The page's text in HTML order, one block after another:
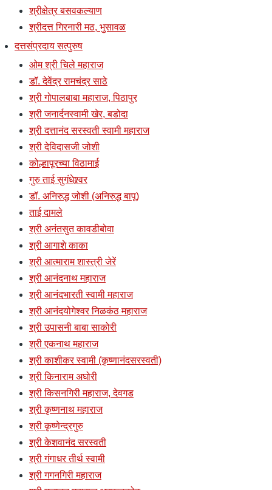
श्रीक्षेत्र बसवकल्याण
श्रीदत्त गिरनारी मठ, भुसावळ
दत्तसंप्रदाय सत्पुरुष
ओम श्री चिले महाराज
डॉ. देवेंद्र रामचंद्र साठे
श्री गोपालबाबा महाराज, पिठापुर
श्री जनार्दनस्वामी खेर, बडोदा
श्री दत्तानंद सरस्वती स्वामी महाराज
श्री देविदासजी जोशी
कोल्हापूरच्या विठामाई
गुरु ताई सुगंधेश्र्वर
डॉ. अनिरुद्ध जोशी (अनिरुद्ध बापू)
ताई दामले
श्री अनंतसुत कावडीबोवा
श्री आगाशे काका
श्री आत्माराम शास्त्री जेरें
श्री आनंदनाथ महाराज
श्री आनंदभारती स्वामी महाराज
श्री आनंदयोगेश्वर निळकंठ महाराज
श्री उपासनी बाबा साकोरी
श्री एकनाथ महाराज
श्री काशीकर स्वामी (कृष्णानंदसरस्वती)
श्री किनाराम अघोरी
श्री किसनगिरी महाराज, देवगड
श्री कृष्णनाथ महाराज
श्री कृष्णेन्द्रगुरु
श्री केशवानंद सरस्वती
श्री गंगाधर तीर्थ स्वामी
श्री गगनगिरी महाराज